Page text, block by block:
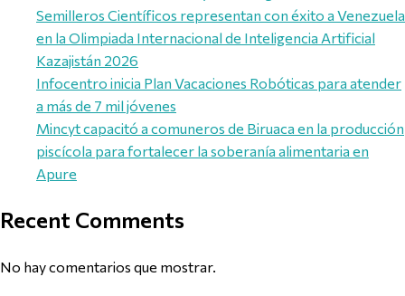
Semilleros Científicos representan con éxito a Venezuela
en la Olimpiada Internacional de Inteligencia Artificial
Kazajistán 2026
Infocentro inicia Plan Vacaciones Robóticas para atender
a más de 7 mil jóvenes
Mincyt capacitó a comuneros de Biruaca en la producción
piscícola para fortalecer la soberanía alimentaria en
Apure
Recent Comments
No hay comentarios que mostrar.